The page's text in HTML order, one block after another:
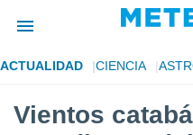
de
ACTUALIDAD CIENCIA
Vientos